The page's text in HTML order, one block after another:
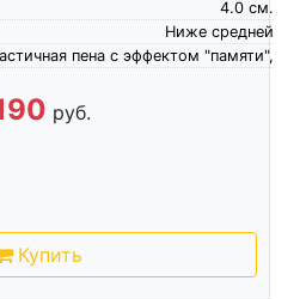
см.
4.0
Ниже средней
пена c эффектом "памяти",
руб.
Купить